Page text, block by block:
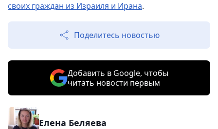
своих граждан из Израиля и Ирана.
Поделитесь новостью
Добавить в Google, чтобы
читать новости первым
Елена Беляева